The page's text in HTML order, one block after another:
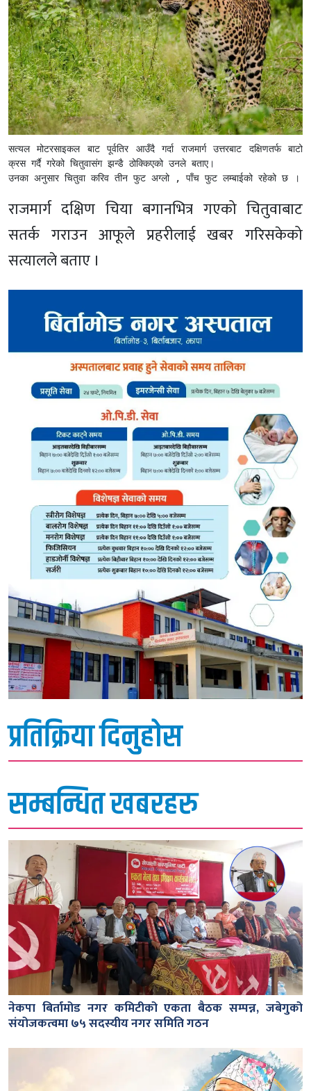
सत्यल मोटरसाइकल बाट पूर्वतिर आउँदै गर्दा राजमार्ग उत्तरबाट दक्षिणतर्फ बाटो
क्रस गर्दै गरेको चितुवासंग झन्डै ठोक्किएको उनले बताए।
उनका अनुसार चितुवा करिव तीन फुट अग्लो , पाँच फुट लम्बाईको रहेको छ ।
राजमार्ग दक्षिण चिया बगानभित्र गएको चितुवाबाट
सतर्क गराउन आफूले प्रहरीलाई खबर गरिसकेको
सत्यालले बताए ।
प्रतिक्रिया दिनुहोस
सम्बन्धित खबरहरु
नेकपा बिर्तामोड नगर कमिटीको एकता बैठक सम्पन्न, जबेगुको
संयोजकत्वमा ७५ सदस्यीय नगर समिति गठन